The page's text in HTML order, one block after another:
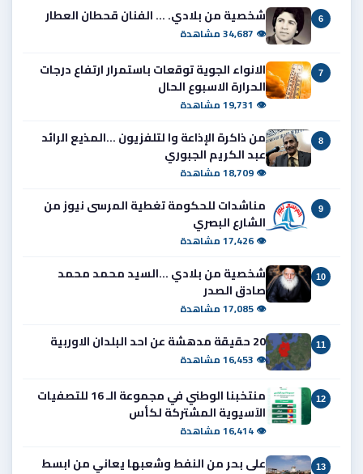
6 شخصية من بلادي. ... الفنان قحطان العطار
👁 34,687 مشاهدة
7
الانواء الجوية توقعات باستمرار ارتفاع درجات
الحرارة الاسبوع الحال
👁 19,731 مشاهدة
8
من ذاكرة الإذاعة وا لتلفزيون ...المذيع الرائد
عبد الكريم الجبوري
👁 18,709 مشاهدة
9
مناشدات للحكومة تغطية المرسى نيوز من
الشارع البصري
👁 17,426 مشاهدة
10
شخصية من بلادي ...السيد محمد محمد
صادق الصدر
👁 17,085 مشاهدة
11 20 حقيقة مدهشة عن احد البلدان الاوربية
👁 16,453 مشاهدة
12
منتخبنا الوطني في مجموعة الـ 16 للتصفيات
الآسيوية المشتركة لكأس
👁 16,414 مشاهدة
13
على بحر من النفط وشعبها يعاني من ابسط